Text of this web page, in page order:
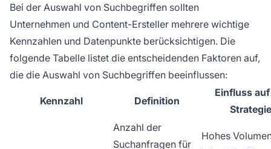
Bei der Auswahl von Suchbegriffen sollten
Unternehmen und Content-Ersteller mehrere wichtige
Kennzahlen und Datenpunkte berücksichtigen. Die
folgende Tabelle listet die entscheidenden Faktoren auf,
die die Auswahl von Suchbegriffen beeinflussen:
Kennzahl Definition
Einfluss
Strategie
Anzahl der
Suchanfragen für
Hohes